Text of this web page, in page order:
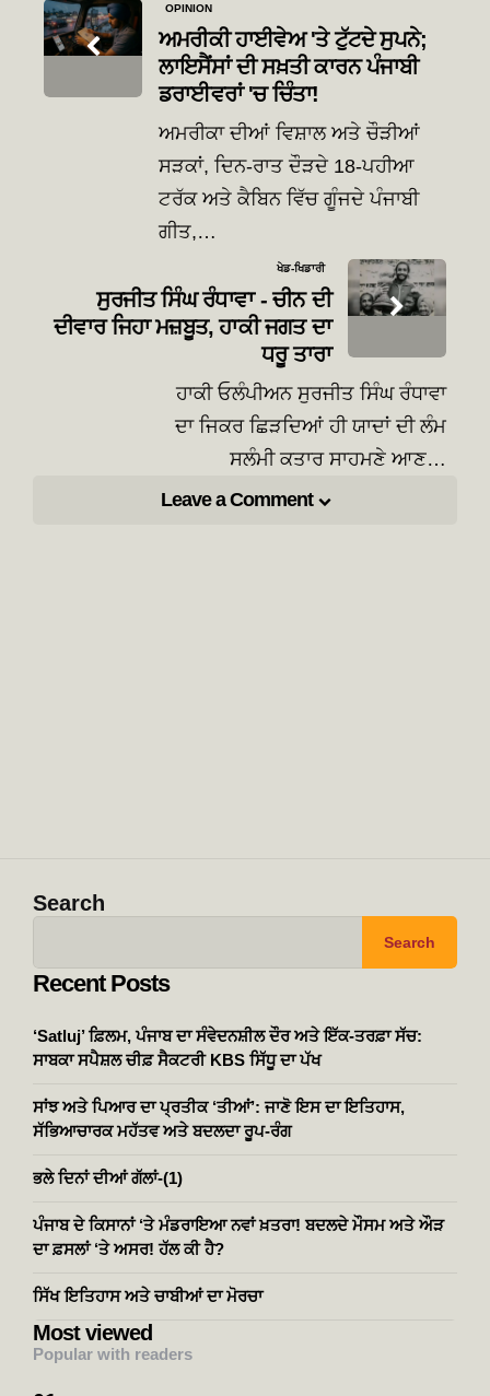
navigation
OPINION
ਅਮਰੀਕੀ ਹਾਈਵੇਅ 'ਤੇ ਟੁੱਟਦੇ ਸੁਪਨੇ;
ਲਾਇਸੈਂਸਾਂ ਦੀ ਸਖ਼ਤੀ ਕਾਰਨ ਪੰਜਾਬੀ
ਡਰਾਈਵਰਾਂ 'ਚ ਚਿੰਤਾ!
ਅਮਰੀਕਾ ਦੀਆਂ ਵਿਸ਼ਾਲ ਅਤੇ ਚੌੜੀਆਂ
ਸੜਕਾਂ, ਦਿਨ-ਰਾਤ ਦੌੜਦੇ 18-ਪਹੀਆ
ਟਰੱਕ ਅਤੇ ਕੈਬਿਨ ਵਿੱਚ ਗੂੰਜਦੇ ਪੰਜਾਬੀ
ਗੀਤ,…
ਖੇਡ-ਖਿਡਾਰੀ
ਸੁਰਜੀਤ ਸਿੰਘ ਰੰਧਾਵਾ - ਚੀਨ ਦੀ
ਦੀਵਾਰ ਜਿਹਾ ਮਜ਼ਬੂਤ, ਹਾਕੀ ਜਗਤ ਦਾ
ਧਰੂ ਤਾਰਾ
ਹਾਕੀ ਓਲੰਪੀਅਨ ਸੁਰਜੀਤ ਸਿੰਘ ਰੰਧਾਵਾ
ਦਾ ਜਿਕਰ ਛਿੜਦਿਆਂ ਹੀ ਯਾਦਾਂ ਦੀ ਲੰਮ
ਸਲੰਮੀ ਕਤਾਰ ਸਾਹਮਣੇ ਆਣ…
Leave a Comment
Search
Search
Recent Posts
‘Satluj’ ਫ਼ਿਲਮ, ਪੰਜਾਬ ਦਾ ਸੰਵੇਦਨਸ਼ੀਲ ਦੌਰ ਅਤੇ ਇੱਕ-ਤਰਫ਼ਾ ਸੱਚ:
ਸਾਬਕਾ ਸਪੈਸ਼ਲ ਚੀਫ਼ ਸੈਕਟਰੀ KBS ਸਿੱਧੂ ਦਾ ਪੱਖ
ਸਾਂਝ ਅਤੇ ਪਿਆਰ ਦਾ ਪ੍ਰਤੀਕ ‘ਤੀਆਂ’: ਜਾਣੋ ਇਸ ਦਾ ਇਤਿਹਾਸ,
ਸੱਭਿਆਚਾਰਕ ਮਹੱਤਵ ਅਤੇ ਬਦਲਦਾ ਰੂਪ-ਰੰਗ
ਭਲੇ ਦਿਨਾਂ ਦੀਆਂ ਗੱਲਾਂ-(1)
ਪੰਜਾਬ ਦੇ ਕਿਸਾਨਾਂ ‘ਤੇ ਮੰਡਰਾਇਆ ਨਵਾਂ ਖ਼ਤਰਾ! ਬਦਲਦੇ ਮੌਸਮ ਅਤੇ ਔੜ
ਦਾ ਫ਼ਸਲਾਂ ‘ਤੇ ਅਸਰ! ਹੱਲ ਕੀ ਹੈ?
ਸਿੱਖ ਇਤਿਹਾਸ ਅਤੇ ਚਾਬੀਆਂ ਦਾ ਮੋਰਚਾ
Most viewed
Popular with readers